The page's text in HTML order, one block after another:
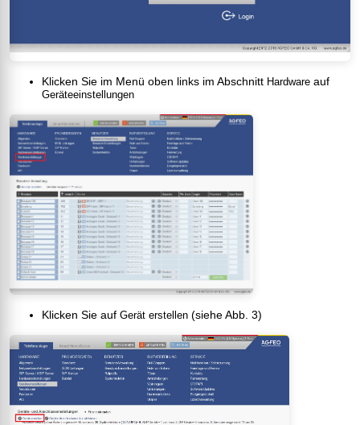
Klicken Sie im Menü oben links im Abschnitt Hardware auf
Geräteeinstellungen
Klicken Sie aufGerät erstellen (siehe Abb. 3)